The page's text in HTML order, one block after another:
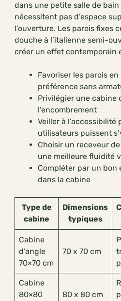
dans une petite salle de bain
nécessitent pas d’espace
l’ouverture. Les parois fixes
douche à l’italienne semi-
créer un effet contemporain
Favoriser les parois
préférence sans
Privilégier une cabine
l’encombrement
Veiller à l’accessibilité
utilisateurs puissent
Choisir un receveur
une meilleure fluidité
Compléter par un bon
dans la cabine
Type de
cabine
Dimensions
typiques
Cabine
d’angle
70×70 cm
70 x 70 cm
Cabine
80×80
80 x 80 cm